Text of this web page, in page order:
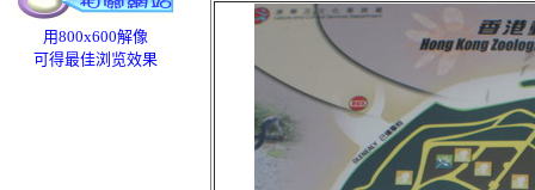
用800x600解像
可得最佳浏览效果